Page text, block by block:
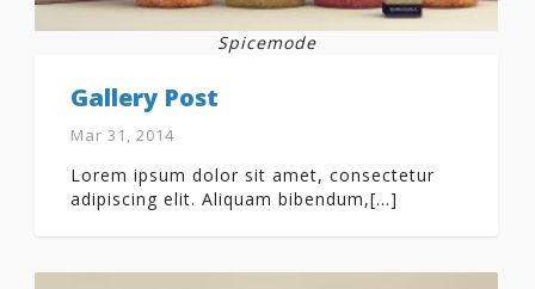
Spicemode
Gallery Post
Mar 31, 2014
Lorem ipsum dolor sit amet, consectetur
adipiscing elit. Aliquam bibendum,[...]